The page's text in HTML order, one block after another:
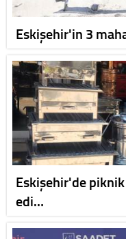
Eskişehir'in 3
Eskişehir'de
edi…